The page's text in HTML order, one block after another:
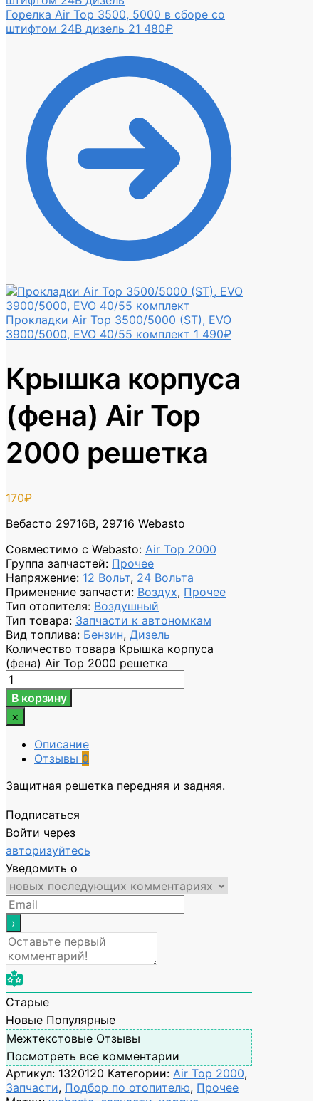
Горелка Air Top 3500, 5000 в сборе со
штифтом 24В дизель 21 480₽
Прокладки Air Top 3500/5000 (ST), EVO
3900/5000, EVO 40/55 комплект 1 490₽
Крышка корпуса
(фена) Air Top
2000 решетка
170₽
Вебасто 29716B, 29716 Webasto
Совместимо с Webasto: Air Top 2000
Группа запчастей: Прочее
Напряжение: 12 Вольт, 24 Вольта
Применение запчасти: Воздух, Прочее
Тип отопителя: Воздушный
Тип товара: Запчасти к автономкам
Вид топлива: Бензин, Дизель
Количество товара Крышка корпуса
(фена) Air Top 2000 решетка
В корзину
×
Описание
Отзывы 0
Защитная решетка передняя и задняя.
Подписаться
Войти через
авторизуйтесь
Уведомить о
Старые
Новые Популярные
Межтекстовые Отзывы
Посмотреть все комментарии
Артикул: 1320120 Категории: Air Top 2000,
Запчасти, Подбор по отопителю, Прочее